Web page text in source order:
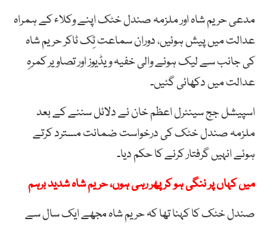
مدعی حریم شاہ اور ملزمہ صندل خٹک اپنے وکلاء کے ہمراہ
عدالت میں پیش ہوئیں، دوران سماعت ٹِک ٹاکر حریم شاہ
کی جانب سے لیک ہونے والی خفیہ ویڈیوز اور تصاویر کمرہِ
عدالت میں دکھائی گئیں۔
اسپیشل جج سینٹرل اعظم خان نے دلائل سننے کے بعد
ملزمہ صندل خٹک کی درخواست ضمانت مسترد کرتے
ہوئے انہیں گرفتار کرنے کا حکم دیا۔
میں کہاں پر ننگی ہو کر پھر رہی ہوں، حریم شاہ شدید برہم
صندل خٹک کا کہنا تھا کہ حریم شاہ مجھے ایک سال سے